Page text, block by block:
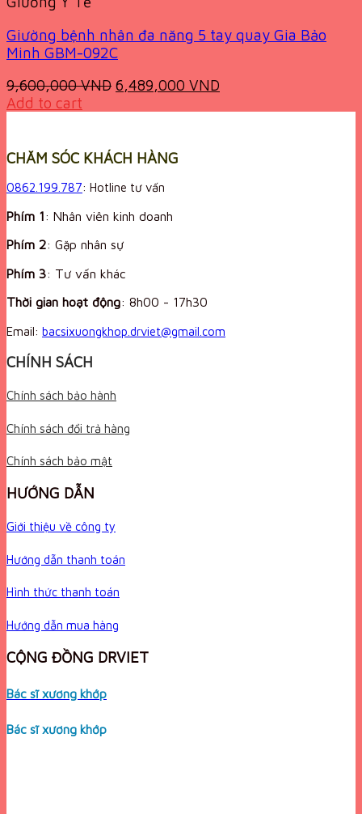
Giường bệnh nhân đa năng 5 tay quay Gia Bảo
Minh GBM-092C
9,600,000VND Original
6,489,000 VND
Add to cart
CHĂM SÓC KHÁCH HÀNG
0862.199.787: Hotline tư vấn
Phím 1: Nhân viên kinh doanh
Phím 2: Gặp nhân sự
Phím 3: Tư vấn khác
Thời gian hoạt động: 8h00 - 17h30
Email: bacsixuongkhop.drviet@gmail.com
CHÍNH SÁCH
Chính sách bảo hành
Chính sách đổi trả hàng
Chính sách bảo mật
HƯỚNG DẪN
Giới thiệu về công ty
Hướng dẫn thanh toán
Hình thức thanh toán
Hướng dẫn mua hàng
CỘNG ĐỒNG DRVIET
Bác sĩ xương khớp
Bác sĩ xương khớp